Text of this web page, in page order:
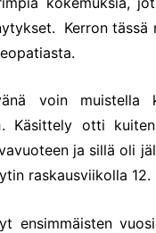
Kerron tässä
voin muistella
. Käsittely otti
ja sillä oli
raskausviikolla 12.
ensimmäisten